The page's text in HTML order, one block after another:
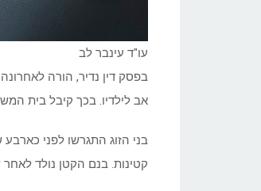
עו"ד עינבר לב
בפסק דין נדיר, הורה
אב לילדיו. בכך קיבל בית
קטינות. בנם הקטן נולד